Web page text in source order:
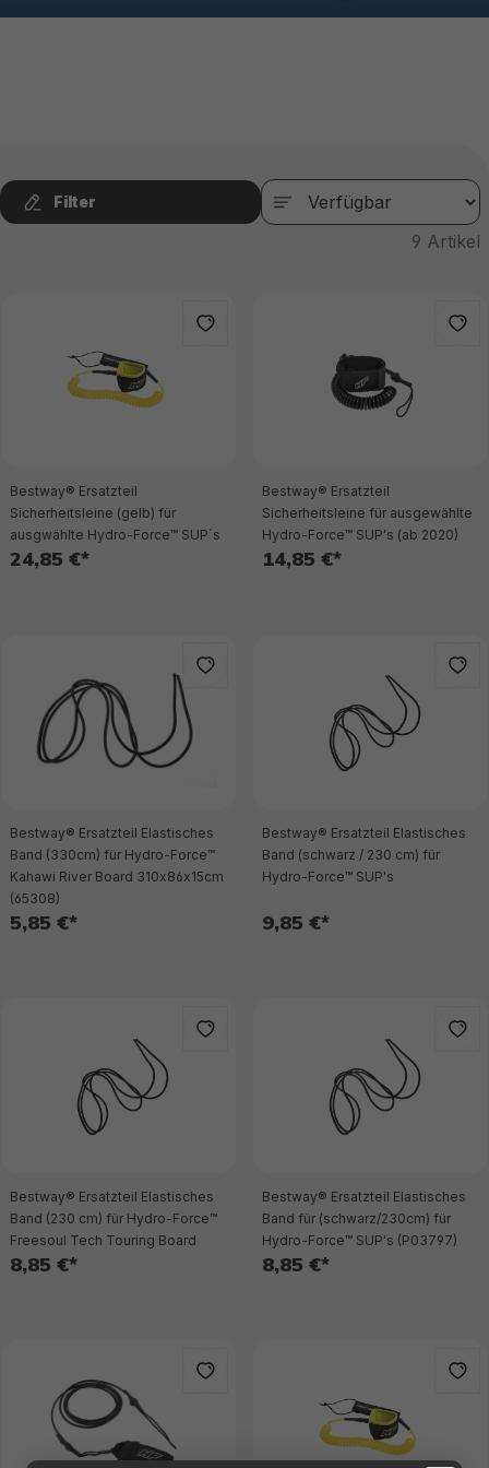
Filter
9 Artikel
Bestway® Ersatzteil
Sicherheitsleine (gelb) für
ausgwählte Hydro-Force™ SUP´s
24,85 €*
Bestway® Ersatzteil
Sicherheitsleine für ausgewählte
Hydro-Force™ SUP's (ab 2020)
14,85 €*
Bestway® Ersatzteil Elastisches
Band (330cm) für Hydro-Force™
Kahawi River Board 310x86x15cm
(65308)
5,85 €*
Bestway® Ersatzteil Elastisches
Band (schwarz / 230 cm) für
Hydro-Force™ SUP's
9,85 €*
Bestway® Ersatzteil Elastisches
Band (230 cm) für Hydro-Force™
Freesoul Tech Touring Board
8,85 €*
Bestway® Ersatzteil Elastisches
Band für (schwarz/230cm) für
Hydro-Force™ SUP's (P03797)
8,85 €*